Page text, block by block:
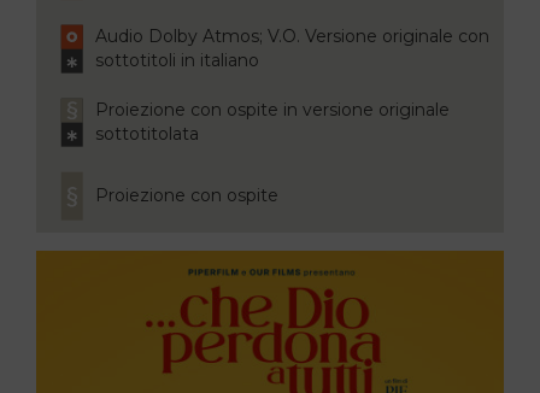
Audio Dolby Atmos; V.O. Versione originale con
sottotitoli in italiano
Proiezione con ospite in versione originale
sottotitolata
Proiezione con ospite